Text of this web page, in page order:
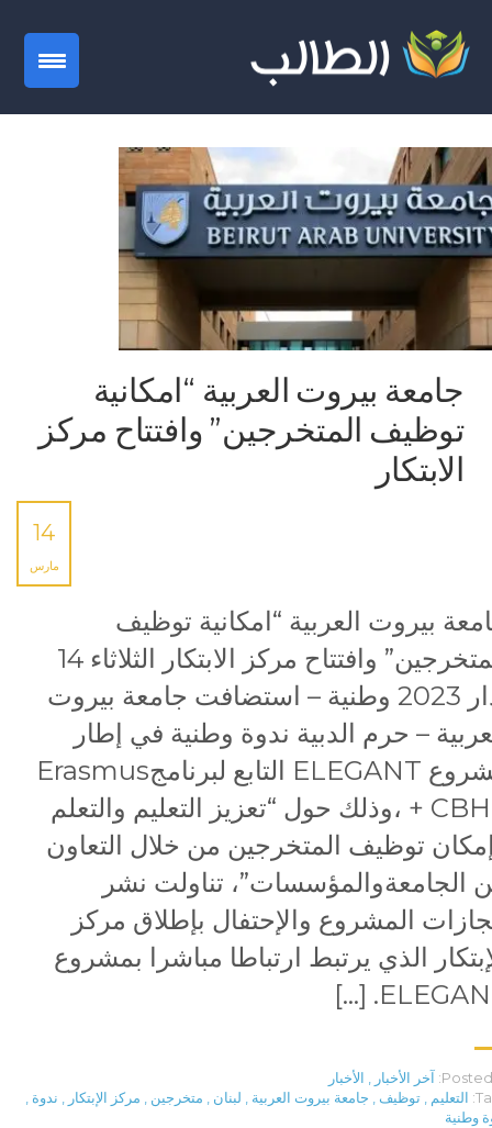
جامعة بيروت العربية “امكانية
توظيف المتخرجين” وافتتاح مركز
الابتكار
14
مارس
بيروت العربية “امكانية توظيف
المتخرجين” وافتتاح مركز الابتكار الثلاثاء 14
آذار 2023 وطنية – استضافت جامعة بيروت
– حرم الدبية ندوة وطنية في إطار
مشروع ELEGANT التابع لبرنامجErasmus
+ CBHE ،وذلك حول “تعزيز التعليم والتعلم
توظيف المتخرجين من خلال التعاون
الجامعةوالمؤسسات”، تناولت نشر
المشروع والإحتفال بإطلاق مركز
الذي يرتبط ارتباطا مباشرا بمشروع
ELEGANT.
Posted آخر الأخبار , الأخبار
التعليم , توظيف , جامعة بيروت العربية , لبنان , متخرجين , مركز الإبتكار , ندوة ,
وطنية